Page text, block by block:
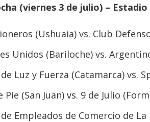
(viernes 3 de julio) –
(Ushuaia) vs. Club
Unidos (Bariloche) vs.
Luz y Fuerza (Catamarca) vs.
Pie (San Juan) vs. 9 de Julio
Empleados de Comercio de